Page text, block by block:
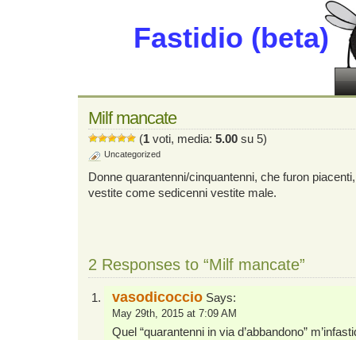
Fastidio (beta)
Milf mancate
(1 voti, media: 5.00 su 5)
Uncategorized
Donne quarantenni/cinquantenni, che furon
vestite come sedicenni vestite male.
2 Responses to “Milf mancate”
vasodicoccio Says:
May 29th, 2015 at 7:09 AM
Quel “quarantenni in via d’abbandono”